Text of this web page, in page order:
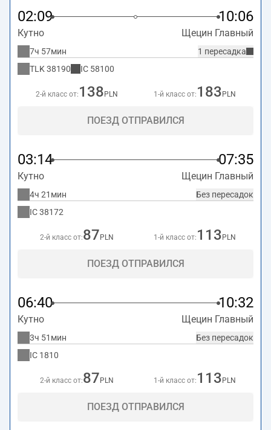
02:09 10:06
Кутно Щецин Главный
1 пересадка
7ч 57мин
TLK 38190 IC 58100
2-й класс от: 138 PLN 1-й класс от: 183 PLN
ПОЕЗД ОТПРАВИЛСЯ
03:14 07:35
Кутно Щецин Главный
Без пересадок
4ч 21мин
IC38172
2-й класс от:87 PLN 1-й класс от: 113 PLN
ПОЕЗД ОТПРАВИЛСЯ
06:40 10:32
Кутно Щецин Главный
Без пересадок
3ч 51мин
IC 1810
2-й класс от:87 PLN 1-й класс от: 113 PLN
ПОЕЗД ОТПРАВИЛСЯ